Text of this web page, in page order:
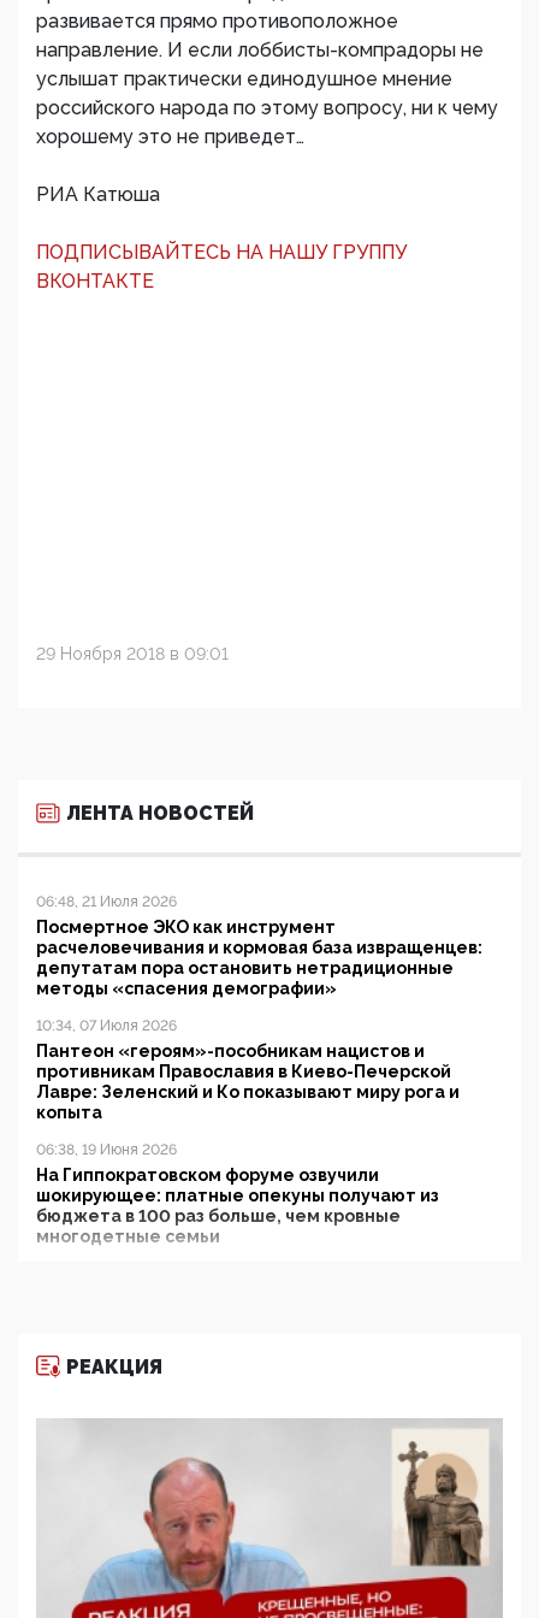
развивается прямо противоположное
направление. И если лоббисты-компрадоры не
услышат практически единодушное мнение
российского народа по этому вопросу, ни к чему
хорошему это не приведет…
РИА Катюша
ПОДПИСЫВАЙТЕСЬ НА НАШУ ГРУППУ
ВКОНТАКТЕ
29 Ноября 2018 в 09:01
ЛЕНТА НОВОСТЕЙ
06:48, 21 Июля 2026
Посмертное ЭКО как инструмент
расчеловечивания и кормовая база извращенцев:
депутатам пора остановить нетрадиционные
методы «спасения демографии»
10:34, 07 Июля 2026
Пантеон «героям»-пособникам нацистов и
противникам Православия в Киево-Печерской
Лавре: Зеленский и Ко показывают миру рога и
копыта
06:38, 19 Июня 2026
На Гиппократовском форуме озвучили
шокирующее: платные опекуны получают из
бюджета в 100 раз больше, чем кровные
многодетные семьи
11:53, 09 Июня 2026
деятельность ИИТО ЮНЕСКО в России, но
цифроглобалисты продолжают определять
повестку в образовании
09:43, 01 Июня 2026
5G за счет здоровья граждан: Минцифры намерено
отобрать у регионов и муниципалитетов право
защищать жилые дома и социальные объекты от
РЕАКЦИЯ